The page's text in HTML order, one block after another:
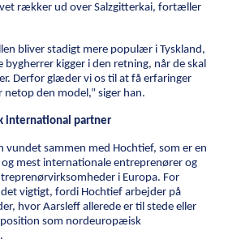
vedligehold
Engineering
rækker ud over Salzgitterkai, fortæller
bliver stadigt mere populær i Tyskland,
bygherrer kigger i den retning, når de skal
Derfor glæder vi os til at få erfaringer
netop den model,” siger han.
international partner
vundet sammen med Hochtief, som er en
og mest internationale entreprenører og
i Europa. For
vigtigt, fordi Hochtief arbejder på
hvor Aarsleff allerede er til stede eller
som nordeuropæisk